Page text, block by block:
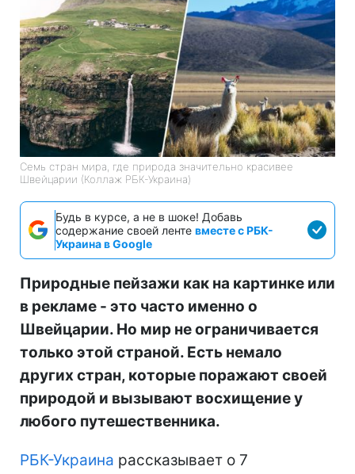
Семь стран мира, где природа значительно красивее
Швейцарии (Коллаж РБК-Украина)
Будь в курсе, а не в шоке! Добавь
содержание своей ленте вместе с РБК-
Украина в Google
Природные пейзажи как на картинке или
в рекламе - это часто именно о
Швейцарии. Но мир не ограничивается
только этой страной. Есть немало
других стран, которые поражают своей
природой и вызывают восхищение у
любого путешественника.
РБК-Украина рассказывает о 7